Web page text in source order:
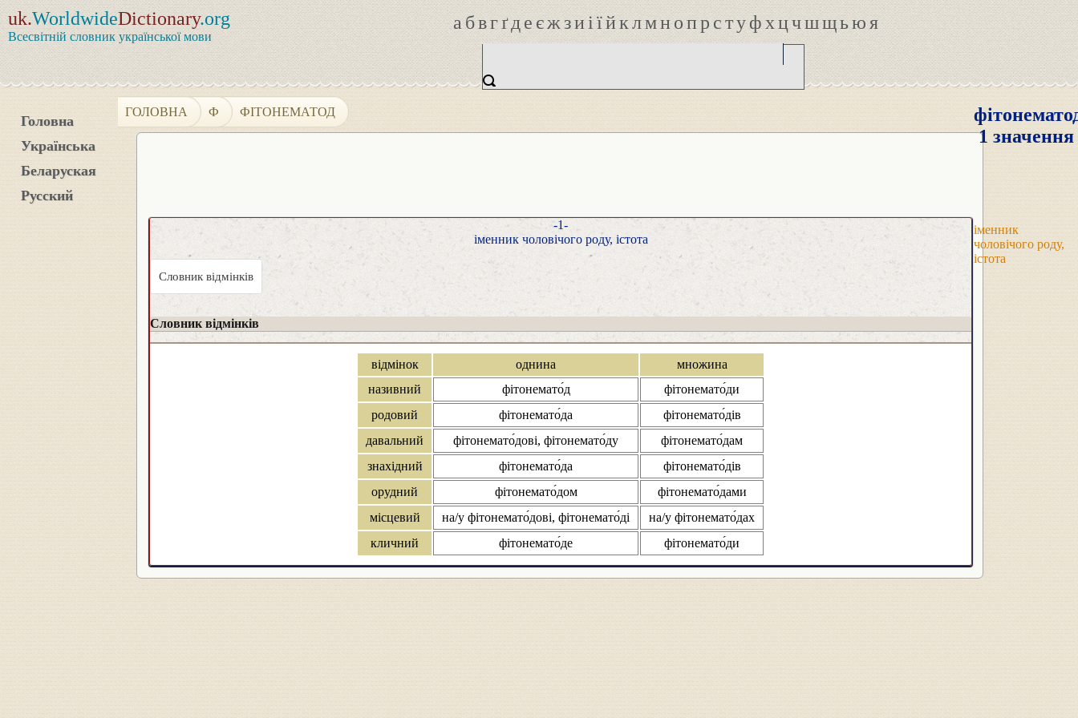
uk.WorldwideDictionary.org
Всесвітній словник української мови
абвгґдеєжзиіїйклмнопрстуфхцчшщьюя
Головна
Українська
Беларуская
Русский
ГОЛОВНА Ф ФІТОНЕМАТОД
1 значення
іменник
чоловічого роду,
істота
-1-
іменник чоловічого роду, істота
Словник відмінків
Словник відмінків
відмінок однина
множина
називний
фітонемато́д
фітонемато́ди
родовий
фітонемато́да
фітонемато́дів
давальний
фітонемато́дові, фітонемато́ду
фітонемато́дам
знахідний
фітонемато́да
фітонемато́дів
орудний
фітонемато́дом
фітонемато́дами
місцевий
на/у фітонемато́дові, фітонемато́ді
на/у фітонемато́дах
кличний
фітонемато́де фітонемато́ди